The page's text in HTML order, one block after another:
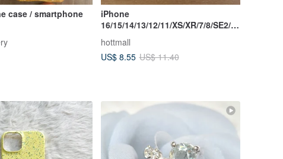
case / smartphone
iPhone
16/15/14/13/12/11/XS/XR/7/8/SE2/S
Case
hottmall
US$ 8.55 US$ 11.40